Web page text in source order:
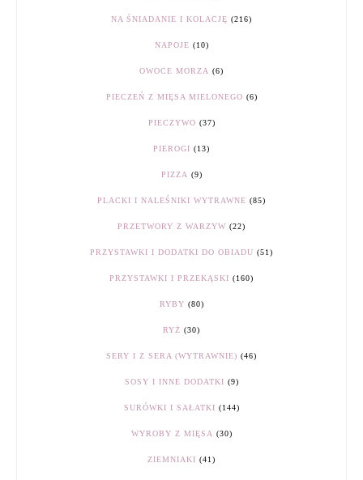
NA ŚNIADANIE I KOLACJĘ (216)
NAPOJE (10)
OWOCE MORZA (6)
PIECZEŃ Z MIĘSA MIELONEGO (6)
PIECZYWO (37)
PIEROGI (13)
PIZZA (9)
PLACKI I NALEŚNIKI WYTRAWNE (85)
PRZETWORY Z WARZYW (22)
PRZYSTAWKI I DODATKI DO OBIADU (51)
PRZYSTAWKI I PRZEKĄSKI (160)
RYBY (80)
RYŻ (30)
SERY I Z SERA (WYTRAWNIE) (46)
SOSY I INNE DODATKI (9)
SURÓWKI I SAŁATKI (144)
WYROBY Z MIĘSA (30)
ZIEMNIAKI (41)